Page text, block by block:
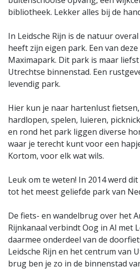
bibliotheek. Lekker alles bij de
In Leidsche Rijn is de natuur
heeft zijn eigen park. Een van
Maximapark. Dit park is maar
Utrechtse binnenstad. Een
levendig park.
Hier kun je naar hartenlust
hardlopen, spelen, luieren,
en rond het park liggen diverse
waar je terecht kunt voor een
Kortom, voor elk wat wils.
Leuk om te weten! In 2014 werd
tot het meest geliefde park van
De fiets- en wandelbrug over het
Rijnkanaal verbindt Oog in Al met
daarmee onderdeel van de
Leidsche Rijn en het centrum van
brug ben je zo in de binnenstad